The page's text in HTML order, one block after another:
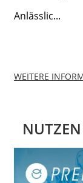
Anlässlic...
WEITERE